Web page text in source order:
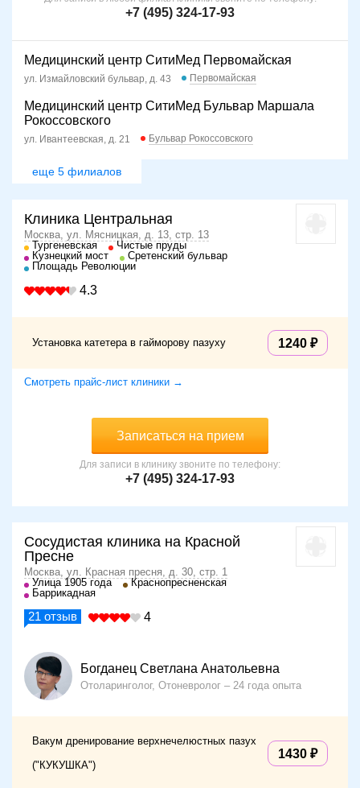
+7 (495) 324-17-93
Медицинский центр СитиМед Первомайская
ул. Измайловский бульвар, д. 43 Первомайская
Медицинский центр СитиМед Бульвар Маршала
Рокоссовского
ул. Ивантеевская, д. 21 Бульвар Рокоссовского
еще 5 филиалов
Клиника Центральная
Москва, ул. Мясницкая, д. 13, стр. 13
Тургеневская
Чистые пруды
Кузнецкий мост
Сретенский бульвар
Площадь Революции
4.3
Установка катетера в гайморову пазуху 1240
Смотреть прайс-лист клиники →
Записаться на прием
Для записи в клинику звоните по телефону:
+7 (495) 324-17-93
Сосудистая клиника на Красной
Пресне
Москва, ул. Красная пресня, д. 30, стр. 1
Улица 1905 года
Краснопресненская
Баррикадная
21 отзыв 4
Богданец Светлана Анатольевна
Отоларинголог, Отоневролог 24 года опыта
Вакум дренирование верхнечелюстных пазух
("КУКУШКА")
1430